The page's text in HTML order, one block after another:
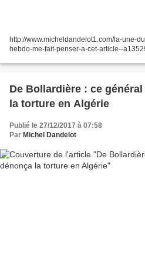
http://www.micheldandelot1.com/la-une-
hebdo-me-fait-penser-a-cet-article--
De Bollardière : ce
la torture en Algérie
Publié le 27/12/2017 à 07:58
Par Michel Dandelot